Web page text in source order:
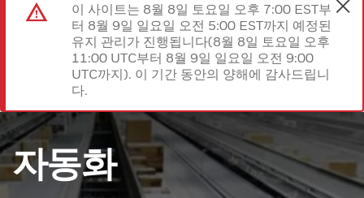
이 사이트는 8월 8일 토요일 오후 7:00 EST부
터 8월 9일 일요일 오전 5:00 EST까지 예정된
유지 관리가 진행됩니다(8월 8일 토요일 오후
11:00 UTC부터 8월 9일 일요일 오전 9:00
UTC까지). 이 기간 동안의 양해에 감사드립니
다.
자동화